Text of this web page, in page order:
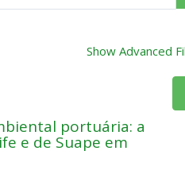
Show Advanced
portuária: a
e de Suape em